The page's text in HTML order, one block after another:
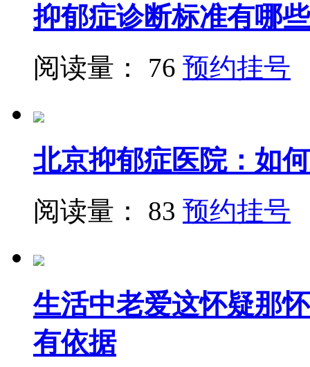
抑郁症诊断标准有哪些
阅读量： 76 预约挂号
北京抑郁症医院：如
阅读量： 83 预约挂号
生活中老爱这怀疑那
有依据